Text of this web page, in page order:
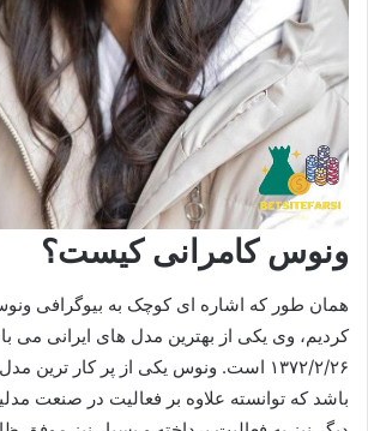
ونوس کامرانی کیست؟
همان طور که اشاره ای کوچک به بیوگرافی ونوس
کردیم، وی یکی از بهترین مدل های ایرانی می
۱۳۷۲/۲/۲۶ است. ونوس یکی از پر کار ترین
باشد که توانسته علاوه بر فعالیت در صنعت